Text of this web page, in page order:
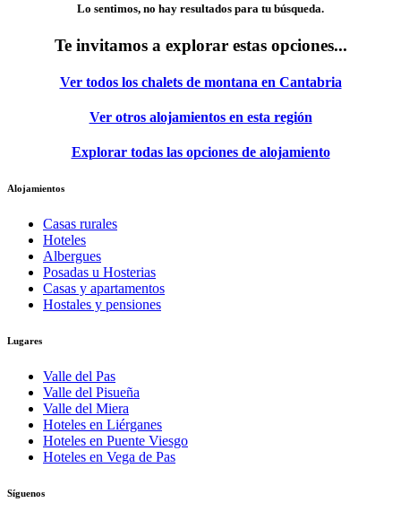
Lo sentimos, no hay resultados para tu búsqueda.
Te invitamos a explorar estas opciones...
Ver todos los chalets de montana en Cantabria
Ver otros alojamientos en esta región
Explorar todas las opciones de alojamiento
Alojamientos
Casas rurales
Hoteles
Albergues
Posadas u Hosterias
Casas y apartamentos
Hostales y pensiones
Lugares
Valle del Pas
Valle del Pisueña
Valle del Miera
Hoteles en Liérganes
Hoteles en Puente Viesgo
Hoteles en Vega de Pas
Síguenos